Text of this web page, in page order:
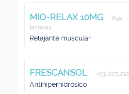
MIO-RELAX 10MG
695
lecturas
Relajante muscular
FRESCANSOL 493 lecturas
Antihiperhidrósico